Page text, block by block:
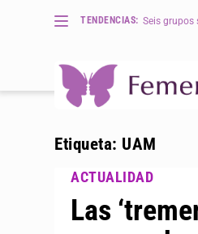
TENDENCIAS: Seis grupos
Etiqueta: UAM
Las